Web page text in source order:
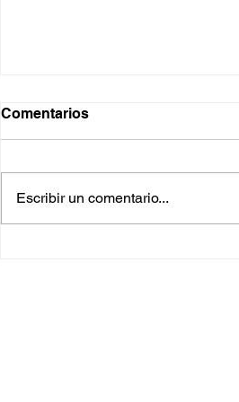
Pensamientos
Comentarios
Escribir un comentario...